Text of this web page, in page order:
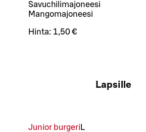
Savuchilimajoneesi
Mangomajoneesi
Hinta: 1,50 €
Lapsille
Junior burgeri L